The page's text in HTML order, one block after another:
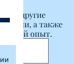
и другие
а также
опыт.